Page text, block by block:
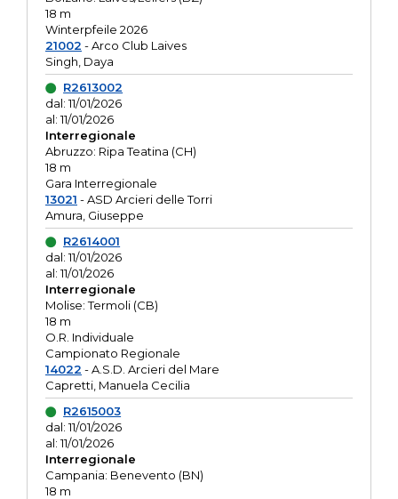
18 m
Winterpfeile 2026
21002 - Arco Club Laives
Singh, Daya
R2613002
dal: 11/01/2026
al: 11/01/2026
Interregionale
Abruzzo: Ripa Teatina (CH)
18 m
Gara Interregionale
13021 - ASD Arcieri delle Torri
Amura, Giuseppe
R2614001
dal: 11/01/2026
al: 11/01/2026
Interregionale
Molise: Termoli (CB)
18 m
O.R. Individuale
Campionato Regionale
14022 - A.S.D. Arcieri del Mare
Capretti, Manuela Cecilia
R2615003
dal: 11/01/2026
al: 11/01/2026
Interregionale
Campania: Benevento (BN)
18 m